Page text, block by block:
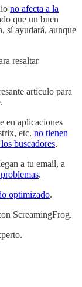
no afecta a la
que un buen
sí ayudará, aunque
resaltar
artículo para
en aplicaciones
etc. no tienen
buscadores.
a tu email, a
.
optimizado.
ScreamingFrog.